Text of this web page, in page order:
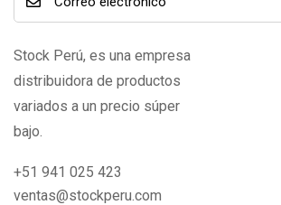
Stock Perú, es una empresa
distribuidora de productos
variados a un precio súper
bajo.
+51 941 025 423
ventas@stockperu.com